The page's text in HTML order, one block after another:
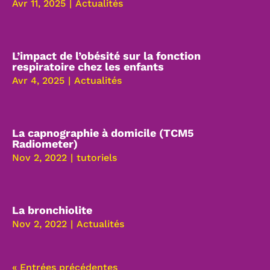
Avr 11, 2025 Actualités
L’impact de l’obésité sur la fonction
respiratoire chez les enfants
Avr 4, 2025 | Actualités
La capnographie à domicile (TCM5
Radiometer)
Nov 2, 2022 | tutoriels
La bronchiolite
Nov 2, 2022 | Actualités
« Entrées précédentes